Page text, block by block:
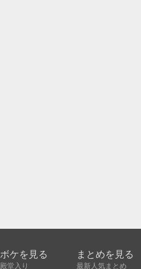
ボケを見る
殿堂入り
まとめを見る
最新人気まとめ